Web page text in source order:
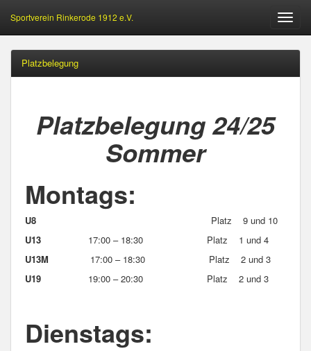
Öffne
Sportverein Rinkerode 1912 e.V.
Platzbelegung
Platzbelegung 24/25
Sommer
Montags:
U8
Platz 9 und 10
U13
17:00 – 18:30 Platz 1 und 4
U13M 17:00 – 18:30 Platz 2 und 3
U19 19:00 – 20:30 Platz 2 und 3
Dienstags: